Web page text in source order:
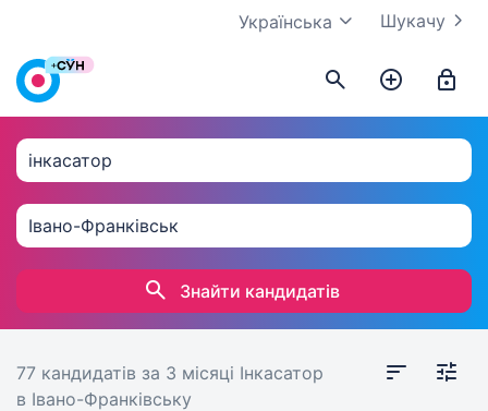
Шукачу
Українська
Знайти кандидатів
77 кандидатів за 3 місяці Інкасатор
в Івано-Франківську